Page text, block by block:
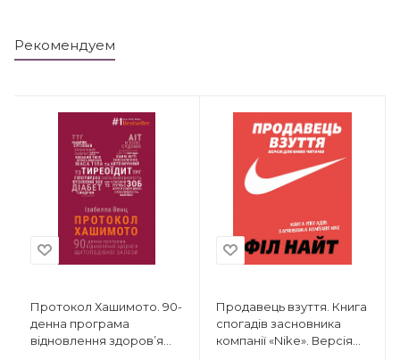
Рекомендуем
Протокол Хашимото. 90-
денна програма
відновлення здоров’я
Продавець взуття. Книга
спогадів засновника
компанії «Nike». Версія